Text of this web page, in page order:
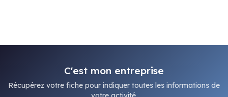
C'est mon entreprise
Récupérez votre fiche pour indiquer toutes les informations de